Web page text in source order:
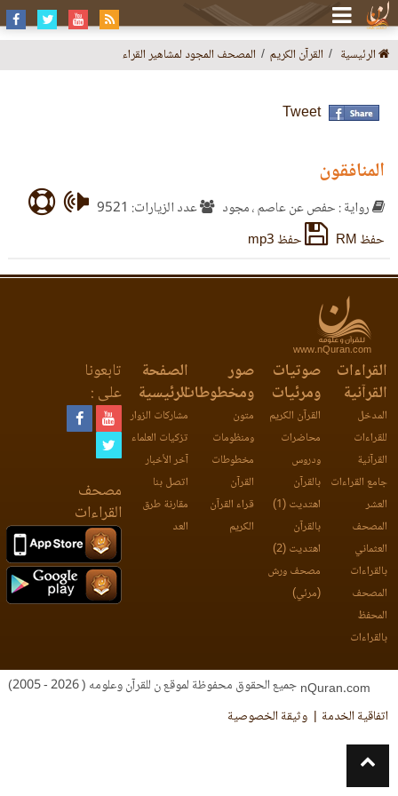
الرئيسية القرآن الكريم المصحف المجود لمشاهير القراء
Tweet
المنافقون
رواية : حفص عن عاصم ، مجود
عدد الزيارات: 9521
حفظ RM
حفظ mp3
www.nQuran.com
القراءات
القرآنية
المدخل
للقراءات
القرآنية
جامع القراءات
العشر
المصحف
العثماني
بالقراءات
المصحف
المحفظ
بالقراءات
صوتيات
ومرئيات
القرآن الكريم
محاضرات
ودروس
بالقرآن
اهتديت (1)
بالقرآن
اهتديت (2)
مصحف ورش
(مرئي)
صور
ومخطوطات
متون
ومنظومات
مخطوطات
القرآن
قراء القرآن
الكريم
الصفحة
الرئيسية
مشاركات الزوار
تزكيات العلماء
آخر الأخبار
اتصل بنا
مقارنة طرق
العد
تابعونا
على :
مصحف
القراءات
جميع الحقوق محفوظة لموقع ن للقرآن وعلومه ( 2026 - 2005)
اتفاقية الخدمة
وثيقة الخصوصية